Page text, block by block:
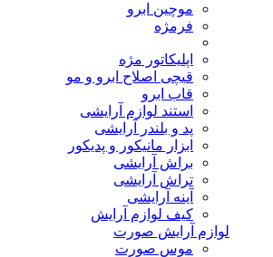
موچین ابرو
فرمژه
اپلیکاتور مژه
قیچی اصلاح ابرو و مو
قاب ابرو
استند لوازم آرایشی
پد و بلندر آرایشی
ابزار مانیکور و پدیکور
براش آرایشی
تراش آرایشی
آینه آرایشی
کیف لوازم آرایش
لوازم آرایش صورت
موس صورت